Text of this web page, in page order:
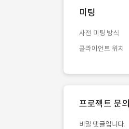
미팅
사전 미팅 방식
클라이언트 위치
프로젝트 문의
비밀 댓글입니다.